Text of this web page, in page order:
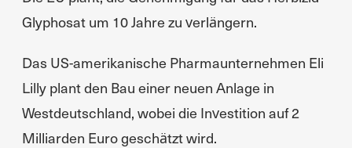
Glyphosat um 10 Jahre zu verlängern.
Das US-amerikanische Pharmaunternehmen Eli
Lilly plant den Bau einer neuen Anlage in
Westdeutschland, wobei die Investition auf 2
Milliarden Euro geschätzt wird.